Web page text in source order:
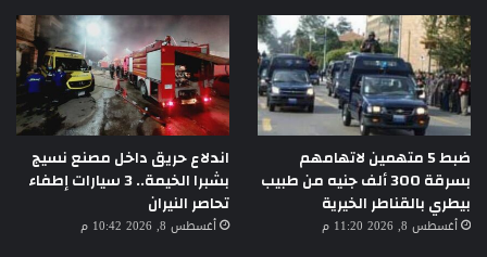
ضبط 5 متهمين لاتهامهم
بسرقة 300 ألف جنيه من طبيب
بيطري بالقناطر الخيرية
أغسطس 8, 2026 11:20 م
اندلاع حريق داخل مصنع نسيج
بشبرا الخيمة.. 3 سيارات إطفاء
تحاصر النيران
أغسطس 8, 2026 10:42 م